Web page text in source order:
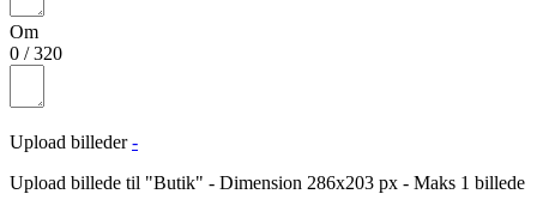
Om
0 /320
Upload billeder -
Upload billede til "Butik" - Dimension 286x203 px - Maks 1 billede